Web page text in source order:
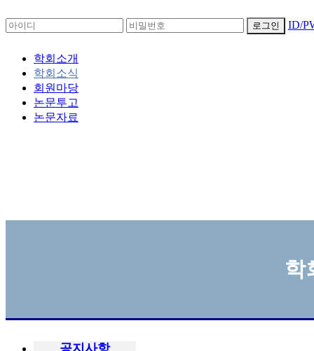
로그인 ID/
학회소개
학회소식
회원마당
논문투고
논문자료
학
공지사항